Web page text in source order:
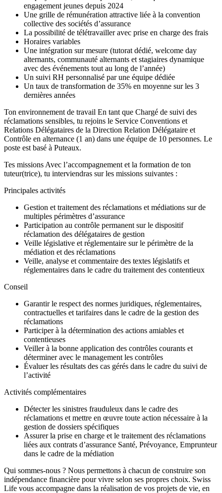
engagement jeunes depuis 2024
Une grille de rémunération attractive liée à la convention
collective des sociétés d’assurance
La possibilité de télétravailler avec prise en charge des frais
Horaires variables
Une intégration sur mesure (tutorat dédié, welcome day
alternants, communauté alternants et stagiaires dynamique
avec des événements tout au long de l’année)
Un suivi RH personnalisé par une équipe dédiée
Un taux de transformation de 35% en moyenne sur les 3
dernières années
Ton environnement de travail En tant que Chargé de suivi des
réclamations sensibles, tu rejoins le Service Conventions et
Relations Délégataires de la Direction Relation Délégataire et
Contrôle en alternance (1 an) dans une équipe de 10 personnes. Le
poste est basé à Puteaux.
Tes missions Avec l’accompagnement et la formation de ton
tuteur(trice), tu interviendras sur les missions suivantes :
Principales activités
Gestion et traitement des réclamations et médiations sur de
multiples périmètres d’assurance
Participation au contrôle permanent sur le dispositif
réclamation des délégataires de gestion
Veille législative et réglementaire sur le périmètre de la
médiation et des réclamations
Veille, analyse et commentaire des textes législatifs et
réglementaires dans le cadre du traitement des contentieux
Conseil
Garantir le respect des normes juridiques, réglementaires,
contractuelles et tarifaires dans le cadre de la gestion des
réclamations
Participer à la détermination des actions amiables et
contentieuses
Veiller à la bonne application des contrôles courants et
déterminer avec le management les contrôles
Évaluer les résultats des cas gérés dans le cadre du suivi de
l’activité
Activités complémentaires
Détecter les sinistres frauduleux dans le cadre des
réclamations et mettre en œuvre toute action nécessaire à la
gestion de dossiers spécifiques
Assurer la prise en charge et le traitement des réclamations
liées aux contrats d’assurance Santé, Prévoyance, Emprunteur
dans le cadre de la médiation
Qui sommes-nous ? Nous permettons à chacun de construire son
indépendance financière pour vivre selon ses propres choix. Swiss
Life vous accompagne dans la réalisation de vos projets de vie, en